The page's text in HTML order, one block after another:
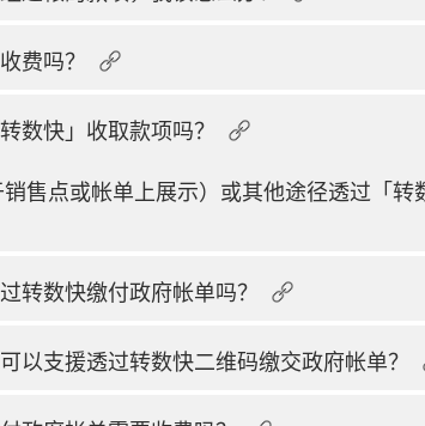
费吗？
数快」收取款项吗？
售点或帐单上展示）或其他途径透过「
转数快缴付政府帐单吗？
以支援透过转数快二维码缴交政府帐单？